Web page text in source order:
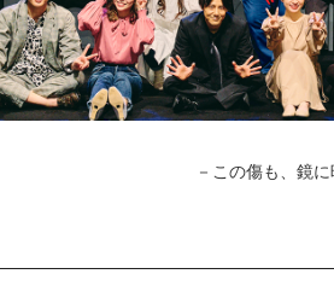
－この傷も、鏡